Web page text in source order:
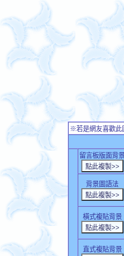
※若是網友喜歡此
留言板版面背
背景圖語法
橫式複貼背景
直式複貼背景